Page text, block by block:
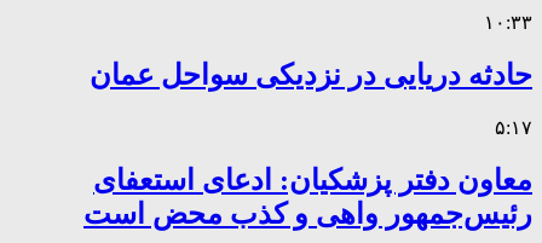
۱۰:۳۳
حادثه دریایی در نزدیکی سواحل عمان
۵:۱۷
معاون دفتر پزشکیان: ادعای استعفای
رئیس‌جمهور واهی و کذب محض است